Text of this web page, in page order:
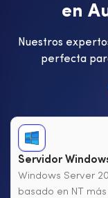
en A
Nuestros
perfecta
Servidor
Windows Server
basado en NT